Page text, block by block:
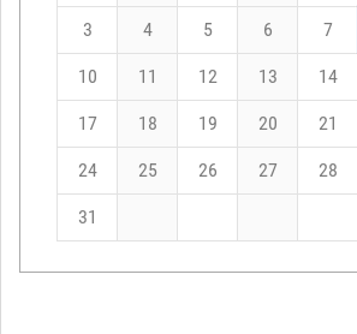
3 4 5 6 7
10 11 12 13 14
17 18 19 20 21
24 25 26 27 28
31